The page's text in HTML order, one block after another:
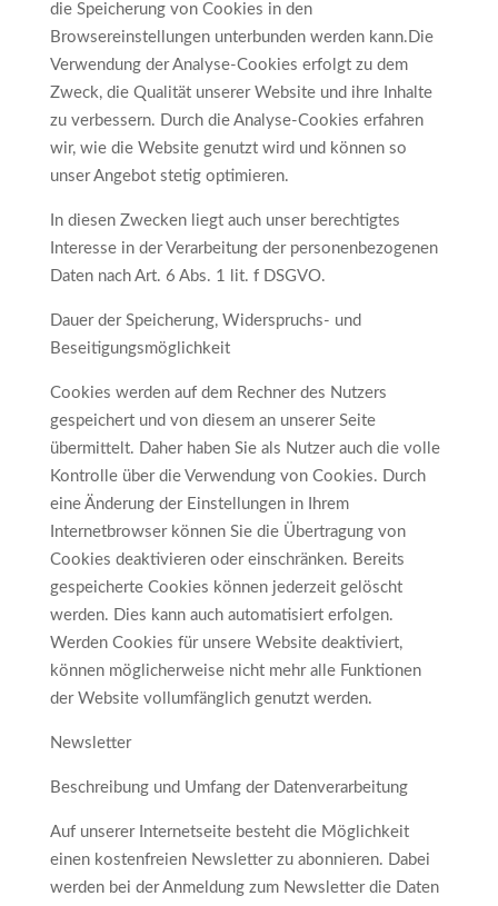
die Speicherung von Cookies in den
Browsereinstellungen unterbunden werden kann.Die
Verwendung der Analyse-Cookies erfolgt zu dem
Zweck, die Qualität unserer Website und ihre Inhalte
zu verbessern. Durch die Analyse-Cookies erfahren
wir, wie die Website genutzt wird und können so
unser Angebot stetig optimieren.
In diesen Zwecken liegt auch unser berechtigtes
Interesse in der Verarbeitung der personenbezogenen
Daten nach Art. 6 Abs. 1 lit. f DSGVO.
Dauer der Speicherung, Widerspruchs- und
Beseitigungsmöglichkeit
Cookies werden auf dem Rechner des Nutzers
gespeichert und von diesem an unserer Seite
übermittelt. Daher haben Sie als Nutzer auch die volle
Kontrolle über die Verwendung von Cookies. Durch
eine Änderung der Einstellungen in Ihrem
Internetbrowser können Sie die Übertragung von
Cookies deaktivieren oder einschränken. Bereits
gespeicherte Cookies können jederzeit gelöscht
werden. Dies kann auch automatisiert erfolgen.
Werden Cookies für unsere Website deaktiviert,
können möglicherweise nicht mehr alle Funktionen
der Website vollumfänglich genutzt werden.
Newsletter
Beschreibung und Umfang der Datenverarbeitung
Auf unserer Internetseite besteht die Möglichkeit
einen kostenfreien Newsletter zu abonnieren. Dabei
werden bei der Anmeldung zum Newsletter die Daten